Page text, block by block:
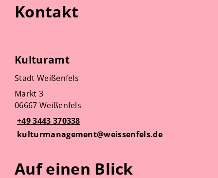
Kontakt
Kulturamt
Stadt Weißenfels
Markt 3
06667 Weißenfels
+49 3443 370338
kulturmanagement@weissenfels.de
Auf einen Blick